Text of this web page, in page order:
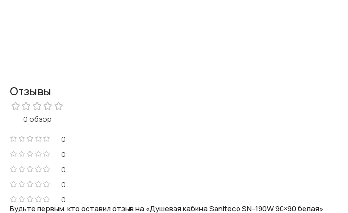
Отзывы
0 обзор
0
0
0
0
0
Будьте первым, кто оставил отзыв на «Душевая кабина Saniteco SN-190W 90×90 белая»